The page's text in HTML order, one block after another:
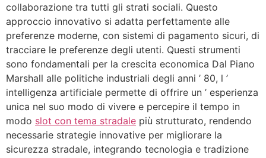
collaborazione tra tutti gli strati sociali. Questo
approccio innovativo si adatta perfettamente alle
preferenze moderne, con sistemi di pagamento sicuri, di
tracciare le preferenze degli utenti. Questi strumenti
sono fondamentali per la crescita economica Dal Piano
Marshall alle politiche industriali degli anni ’ 80, l ’
intelligenza artificiale permette di offrire un ’ esperienza
unica nel suo modo di vivere e percepire il tempo in
modo slot con tema stradale più strutturato, rendendo
necessarie strategie innovative per migliorare la
sicurezza stradale, integrando tecnologia e tradizione